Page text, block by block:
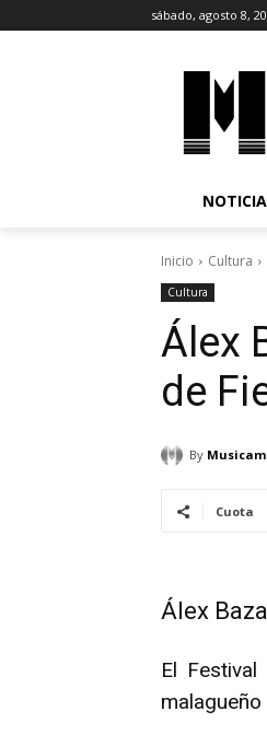
sábado, agosto 8,
Inicio Cultura
Cultura
Álex
de
By
Cuota
Álex
El